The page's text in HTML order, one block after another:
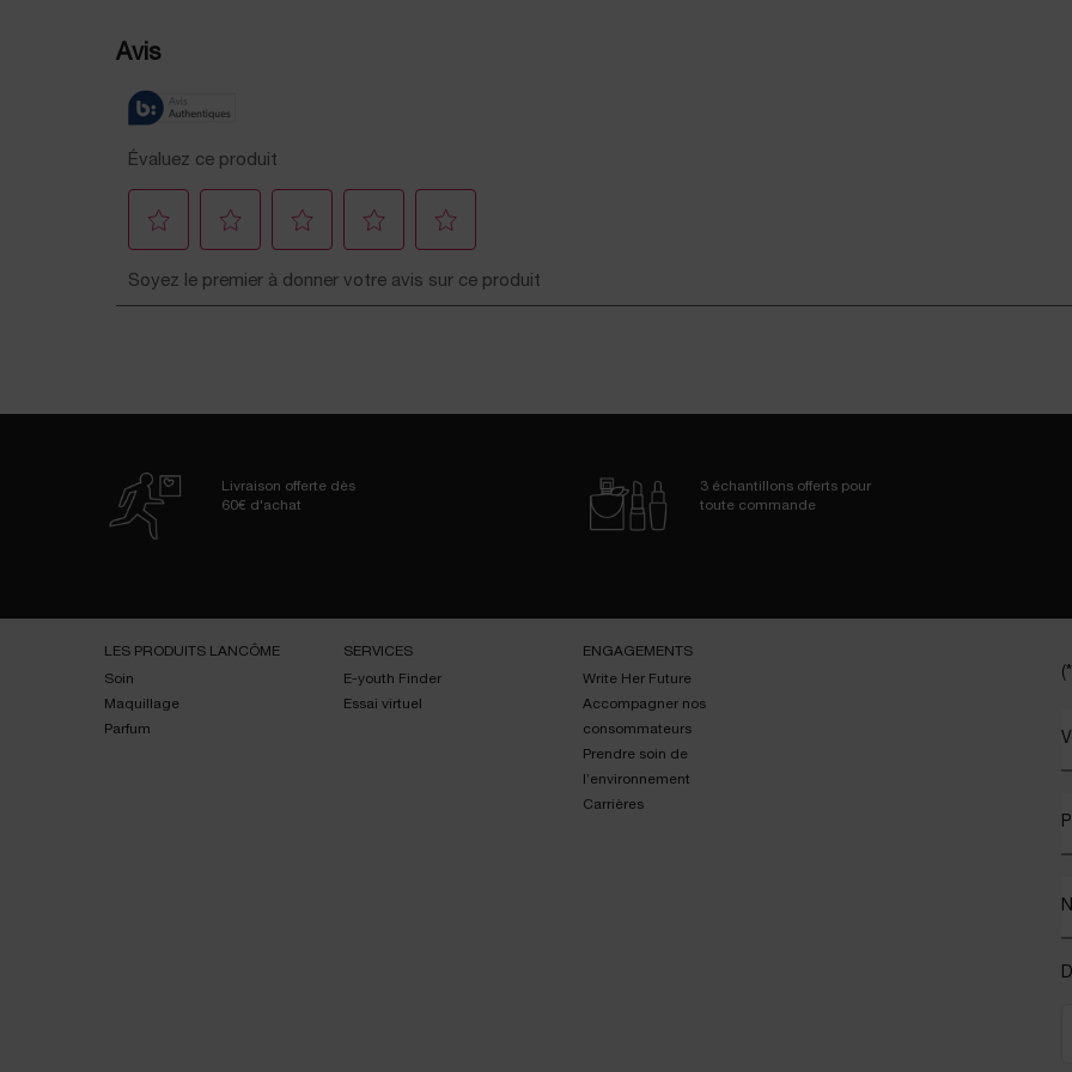
Livraison offerte dès
60€ d'achat
3 échantillons offerts pour
toute commande
LES PRODUITS LANCÔME
Soin
Maquillage
Parfum
SERVICES
E-youth Finder
Essai virtuel
ENGAGEMENTS
Write Her Future
Accompagner nos
consommateurs
Prendre soin de
l’environnement
Carrières